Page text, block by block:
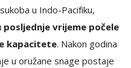
u Indo-Pacifiku,
posljednje vrijeme počele
kapacitete. Nakon godina
u oružane snage postaje